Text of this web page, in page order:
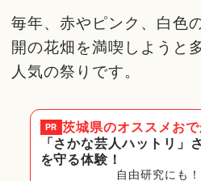
毎年、赤やピンク、白色
開の花畑を満喫しようと
人気の祭りです。
PR 茨城県のオススメお
「さかな芸人ハットリ」
を守る体験！
自由研究にも